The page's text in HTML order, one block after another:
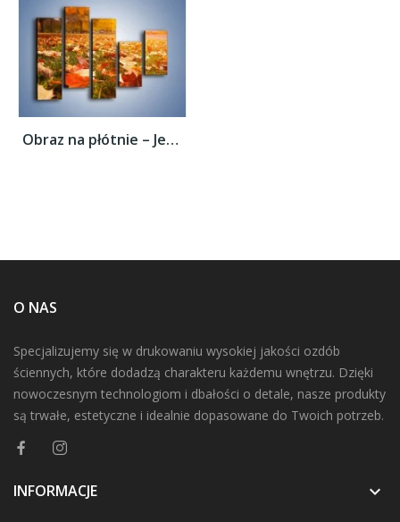
Obraz na płótnie – Jesień na trawie –...
O NAS
Specjalizujemy się w drukowaniu wysokiej jakości ozdób
ściennych, które dodadzą charakteru każdemu wnętrzu. Dzięki
nowoczesnym technologiom i dbałości o detale, nasze produkty
są trwałe, estetyczne i idealnie dopasowane do Twoich potrzeb.
INFORMACJE 